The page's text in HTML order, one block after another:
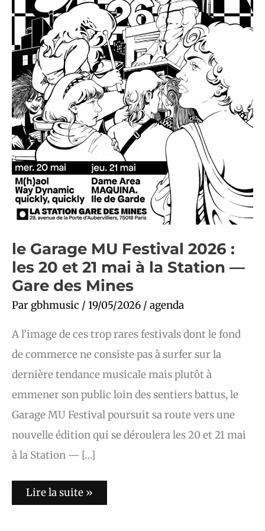
le Garage MU Festival 2026 :
les 20 et 21 mai à la Station —
Gare des Mines
Par gbhmusic / 19/05/2026 / agenda
A l’image de ces trop rares festivals dont le fond
de commerce ne consiste pas à surfer sur la
dernière tendance musicale mais plutôt à
emmener son public loin des sentiers battus, le
Garage MU Festival poursuit sa route vers une
nouvelle édition qui se déroulera les 20 et 21 mai
à la Station — […]
mai
à
la
Station
—
Gare
des
Mines
Lire la suite »